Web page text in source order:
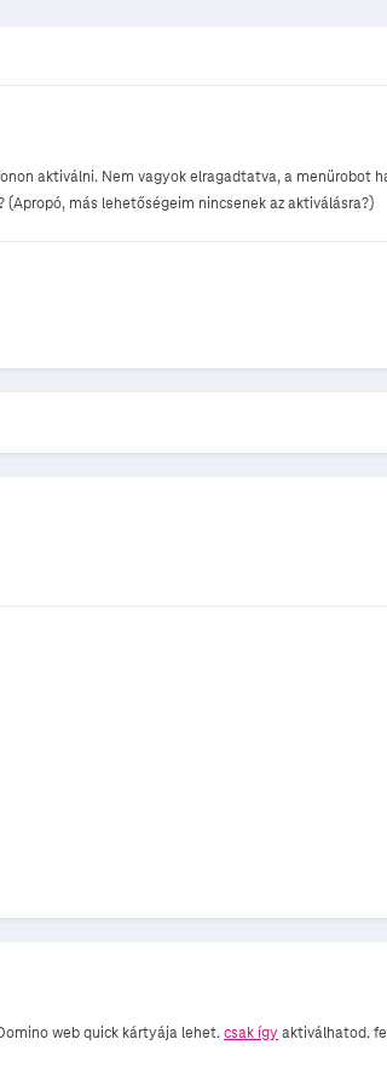
aktiválni. Nem vagyok elragadtatva, a menürobot
más lehetőségeim nincsenek az aktiválásra?)
web quick kártyája lehet.csak így aktiválhatod.